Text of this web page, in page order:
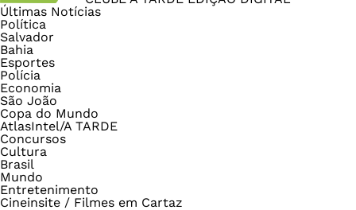
Últimas Notícias
Política
Salvador
Bahia
Esportes
Polícia
Economia
São João
Copa do Mundo
AtlasIntel/A TARDE
Concursos
Cultura
Brasil
Mundo
Entretenimento
Cineinsite / Filmes em Cartaz